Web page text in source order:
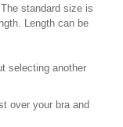
standard size is
Length can be
selecting another
over your bra and